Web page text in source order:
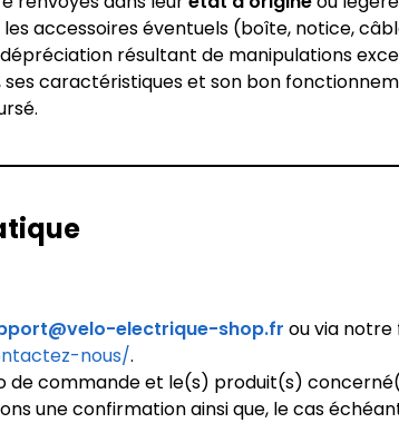
accessoires éventuels (boîte, notice,
résultant de manipulations
caractéristiques et son bon
electrique-shop.fr ou via
nous/.
de commande et le(s) produit(s)
une confirmation ainsi que, le cas